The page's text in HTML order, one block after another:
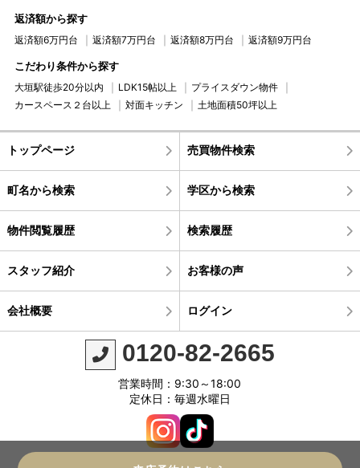
返済額から探す
返済額6万円台 返済額7万円台 返済額8万円台 返済額9万円台
こだわり条件から探す
大垣駅徒歩20分以内 LDK15帖以上
プライスダウン物件
カースペース２台以上
対面キッチン 土地面積50坪以上
トップページ 売買物件検索
町名から検索 学区から検索
物件閲覧履歴 検索履歴
スタッフ紹介 お客様の声
会社概要 ログイン
0120-82-2665
営業時間：9:30～18:00
定休日：毎週水曜日